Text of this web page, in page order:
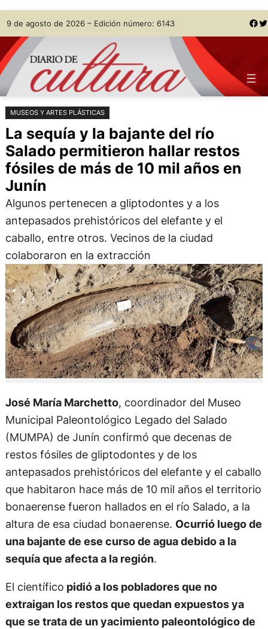
Saltar
al
contenido
Skip
to
content
9 de agosto de 2026 – Edición número: 6143 Facebook Twitter
MUSEOS Y ARTES PLÁSTICAS
La sequía y la bajante del río
Salado permitieron hallar restos
fósiles de más de 10 mil años en
Junín
Algunos pertenecen a gliptodontes y a los
antepasados prehistóricos del elefante y el
caballo, entre otros. Vecinos de la ciudad
colaboraron en la extracción
José María Marchetto, coordinador del Museo
Municipal Paleontológico Legado del Salado
(MUMPA) de Junín confirmó que decenas de
restos fósiles de gliptodontes y de los
antepasados prehistóricos del elefante y el caballo
que habitaron hace más de 10 mil años el territorio
bonaerense fueron hallados en el río Salado, a la
altura de esa ciudad bonaerense. Ocurrió luego de
una bajante de ese curso de agua debido a la
sequía que afecta a la región.
El científico pidió a los pobladores que no
extraigan los restos que quedan expuestos ya
que se trata de un yacimiento paleontológico de